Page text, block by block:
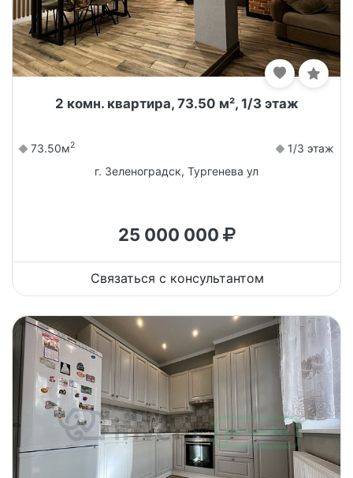
2 комн. квартира, 73.50 м², 1/3 этаж
73.50м2
1/3 этаж
г. Зеленоградск, Тургенева ул
25 000 000
Связаться с консультантом